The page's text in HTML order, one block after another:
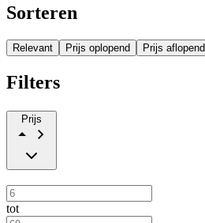
Sorteren
Relevant Prijs oplopend Prijs aflopend
Filters
Prijs
tot